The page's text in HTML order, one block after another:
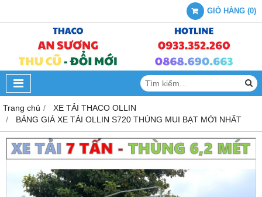
GIỎ HÀNG (0)
Trang chủ
XE TẢI THACO OLLIN
BẢNG GIÁ XE TẢI OLLIN S720 THÙNG MUI BẠT MỚI NHẤT